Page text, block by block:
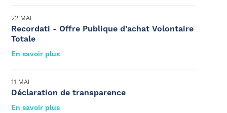
22 MAI
Recordati - Offre Publique d’achat Volontaire
Totale
En savoir plus
11 MAI
Déclaration de transparence
En savoir plus